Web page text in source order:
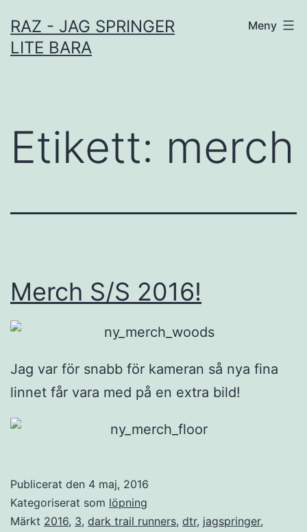
till
innehåll
RAZ - JAG SPRINGER
LITE BARA
Meny
Etikett: merch
Merch S/S 2016!
Jag var för snabb för kameran så nya fina
linnet får vara med på en extra bild!
Publicerat den 4 maj, 2016
Kategoriserat som löpning
Märkt 2016, 3, dark trail runners, dtr, jagspringer,